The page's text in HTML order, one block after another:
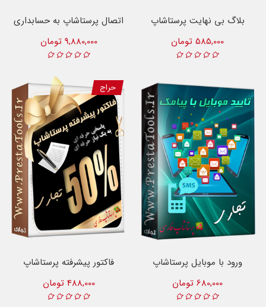
بلاگ بی نهایت پرستاشاپ
585,000 تومان
اتصال پرستاشاپ به حسابداری
9,880,000 تومان
ورود با موبایل پرستاشاپ
680,000 تومان
حراج
فاکتور پیشرفته پرستاشاپ
488,000 تومان